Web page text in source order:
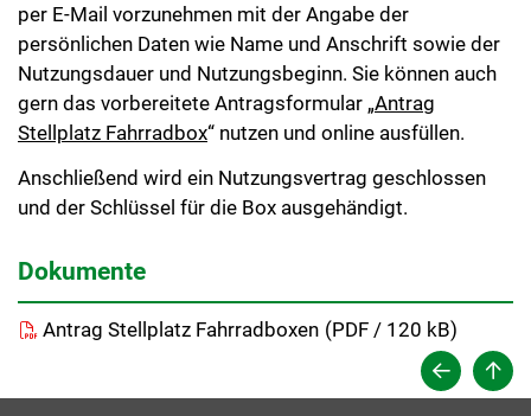
per E-Mail vorzunehmen mit der Angabe der
persönlichen Daten wie Name und Anschrift sowie der
Nutzungsdauer und Nutzungsbeginn. Sie können auch
gern das vorbereitete Antragsformular „Antrag
Stellplatz Fahrradbox“ nutzen und online ausfüllen.
Anschließend wird ein Nutzungsvertrag geschlossen
und der Schlüssel für die Box ausgehändigt.
Dokumente
Antrag Stellplatz Fahrradboxen (PDF / 120 kB)